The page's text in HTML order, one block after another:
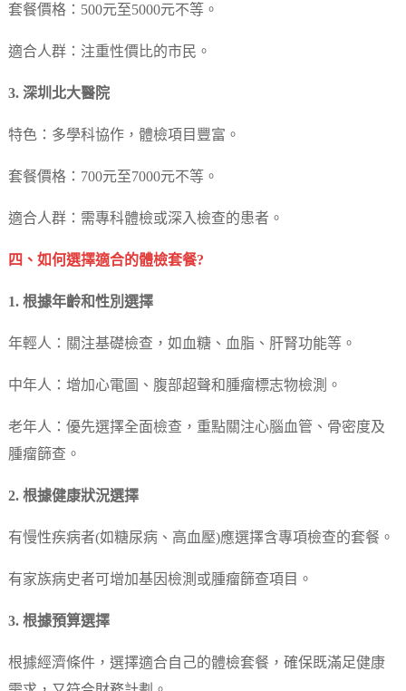
套餐價格：500元至5000元不等。
適合人群：注重性價比的市民。
3. 深圳北大醫院
特色：多學科協作，體檢項目豐富。
套餐價格：700元至7000元不等。
適合人群：需專科體檢或深入檢查的患者。
四、如何選擇適合的體檢套餐?
1. 根據年齡和性別選擇
年輕人：關注基礎檢查，如血糖、血脂、肝腎功能等。
中年人：增加心電圖、腹部超聲和腫瘤標志物檢測。
老年人：優先選擇全面檢查，重點關注心腦血管、骨密度及
腫瘤篩查。
2. 根據健康狀況選擇
有慢性疾病者(如糖尿病、高血壓)應選擇含專項檢查的套餐。
有家族病史者可增加基因檢測或腫瘤篩查項目。
3. 根據預算選擇
根據經濟條件，選擇適合自己的體檢套餐，確保既滿足健康